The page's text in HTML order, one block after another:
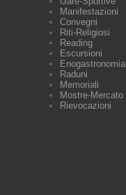
Manifestazioni
Convegni
Riti-Religiosi
Reading
Escursioni
Enogastronomia
Raduni
Memoriali
Mostre-Mercato
Rievocazioni